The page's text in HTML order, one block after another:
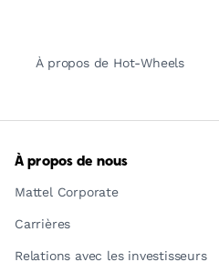
À propos de Hot-Wheels
À propos de nous
Mattel Corporate
Carrières
Relations avec les investisseurs